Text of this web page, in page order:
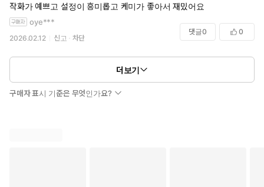
작화가 예쁘고 설정이 흥미롭고 케미가 좋아서 재밌어요
oye***
2026.02.12 신고 차단
댓글0 0
더보기
구매자 표시 기준은 무엇인가요?